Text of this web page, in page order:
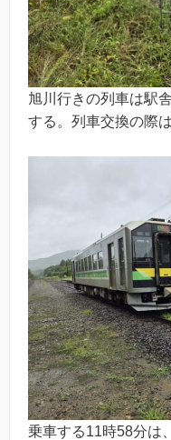
旭川行きの列車は駅
する。列車交換の際
乗車する11時58分は